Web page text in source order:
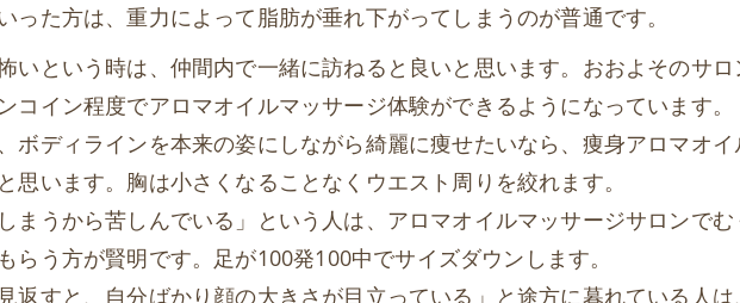
った方は、重力によって脂肪が垂れ下がってしまうのが普通です。
いという時は、仲間内で一緒に訪ねると良いと思います。おおよそのサロ
コイン程度でアロマオイルマッサージ体験ができるようになっています。
ボディラインを本来の姿にしながら綺麗に痩せたいなら、痩身アロマオイ
思います。胸は小さくなることなくウエスト周りを絞れます。
まうから苦しんでいる」という人は、アロマオイルマッサージサロンでむ
らう方が賢明です。足が100発100中でサイズダウンします。
返すと、自分ばかり顔の大きさが目立っている」と途方に暮れている人は